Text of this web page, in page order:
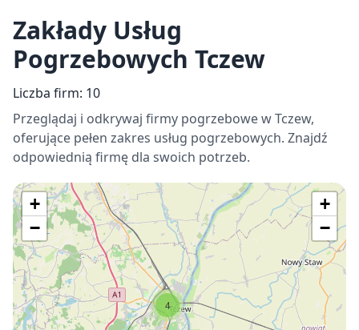
Zakłady Usług
Pogrzebowych Tczew
Liczba firm: 10
Przeglądaj i odkrywaj firmy pogrzebowe w Tczew,
oferujące pełen zakres usług pogrzebowych. Znajdź
odpowiednią firmę dla swoich potrzeb.
4
+
−
+
−